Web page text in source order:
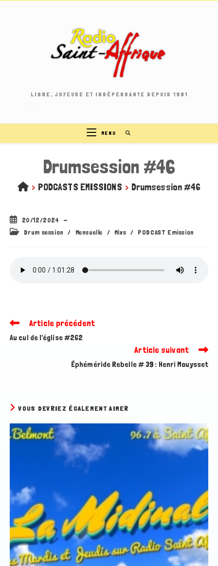
LIBRE, JOYEUSE ET INDÉPENDANTE DEPUIS 1981
MENU
Drumsession #46
> PODCASTS EMISSIONS > Drumsession #46
Publication
publiée :
20/12/2024
Post Drum session / Mensuelle / Mixs / PODCAST Emission
Read
articles
Article précédent
Au cul de l’église #262
Article suivant
Éphéméride Rebelle # 39 : Henri Mouysset
VOUS DEVRIEZ ÉGALEMENT AIMER